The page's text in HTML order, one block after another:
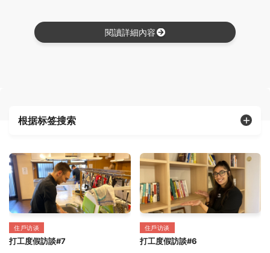
閱讀詳細內容
根据标签搜索
住戶访谈
打工度假訪談#7
住戶访谈
打工度假訪談#6